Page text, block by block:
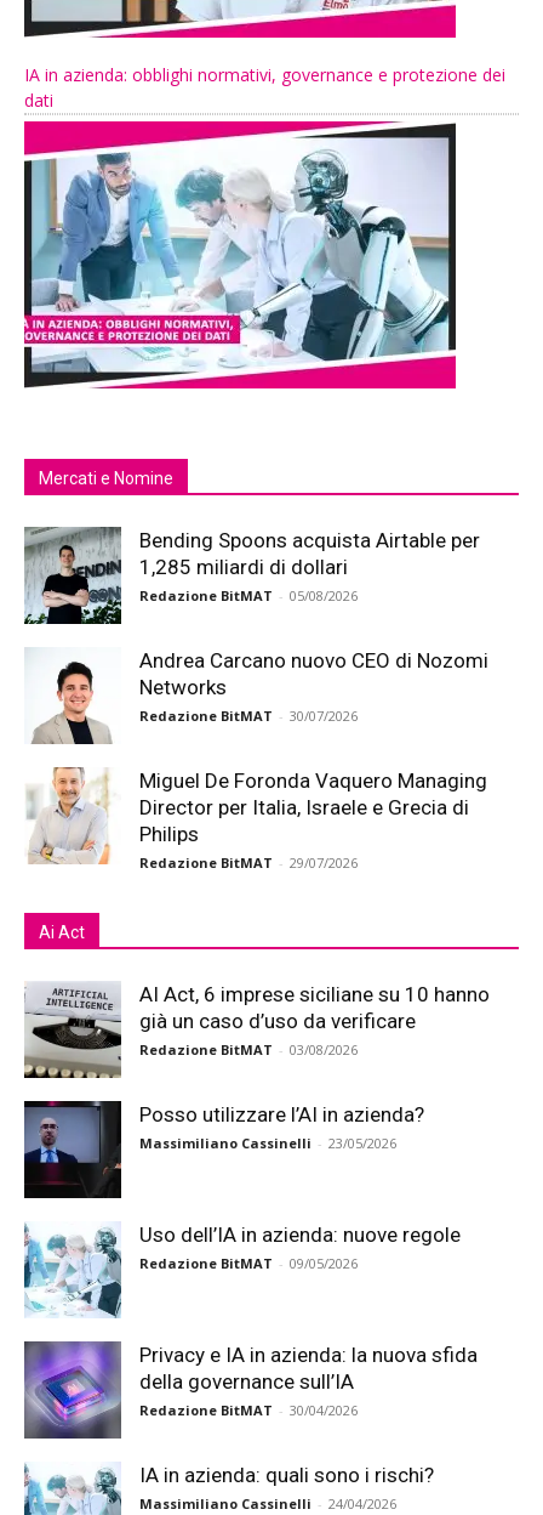
IA in azienda: obblighi normativi, governance e protezione dei
dati
Mercati e Nomine
Bending Spoons acquista Airtable per
1,285 miliardi di dollari
Redazione BitMAT - 05/08/2026
Andrea Carcano nuovo CEO di Nozomi
Networks
Redazione BitMAT - 30/07/2026
Miguel De Foronda Vaquero Managing
Director per Italia, Israele e Grecia di
Philips
Redazione BitMAT - 29/07/2026
Ai Act
AI Act, 6 imprese siciliane su 10 hanno
già un caso d’uso da verificare
Redazione BitMAT - 03/08/2026
Posso utilizzare l’AI in azienda?
Massimiliano Cassinelli - 23/05/2026
Uso dell’IA in azienda: nuove regole
Redazione BitMAT - 09/05/2026
Privacy e IA in azienda: la nuova sfida
della governance sull’IA
Redazione BitMAT - 30/04/2026
IA in azienda: quali sono i rischi?
Massimiliano Cassinelli - 24/04/2026